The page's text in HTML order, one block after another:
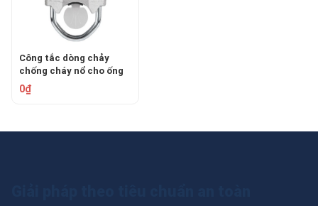
Công tắc dòng chảy
chống cháy nổ cho ống
2.5 inch System Sensor
WFD25EXP
0₫